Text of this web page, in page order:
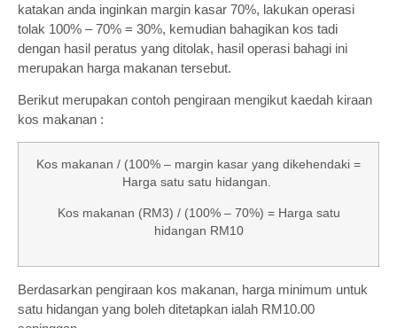
katakan anda inginkan margin kasar 70%, lakukan operasi
tolak 100% – 70% = 30%, kemudian bahagikan kos tadi
dengan hasil peratus yang ditolak, hasil operasi bahagi ini
merupakan harga makanan tersebut.
Berikut merupakan contoh pengiraan mengikut kaedah kiraan
kos makanan :
Kos makanan / (100% – margin kasar yang dikehendaki =
Harga satu satu hidangan.
Kos makanan (RM3) / (100% – 70%) = Harga satu
hidangan RM10
Berdasarkan pengiraan kos makanan, harga minimum untuk
satu hidangan yang boleh ditetapkan ialah RM10.00